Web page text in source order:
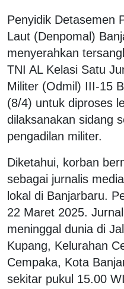
Penyidik Detasemen
Laut (Denpomal)
menyerahkan
TNI AL Kelasi Satu
Militer (Odmil) III-15
(8/4) untuk diproses
dilaksanakan sidang
pengadilan militer.
Diketahui, korban
sebagai jurnalis
lokal di Banjarbaru.
22 Maret 2025.
meninggal dunia di
Kupang, Kelurahan
Cempaka, Kota
sekitar pukul 15.00